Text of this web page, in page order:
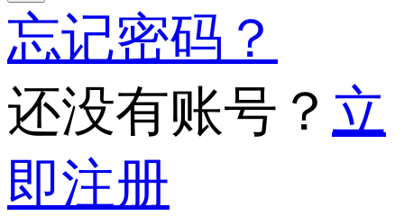
忘记密码？
还没有账号？ 立
即注册